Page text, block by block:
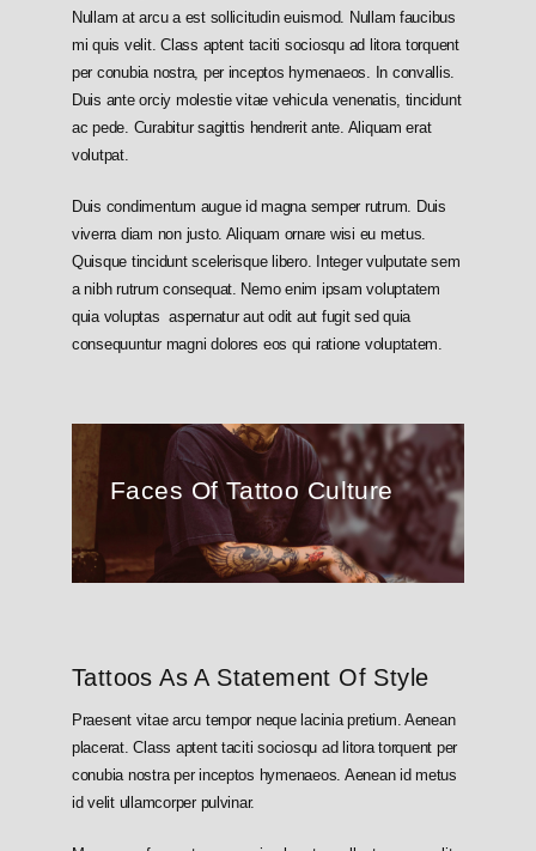
Nullam at arcu a est sollicitudin euismod. Nullam faucibus
mi quis velit. Class aptent taciti sociosqu ad litora torquent
per conubia nostra, per inceptos hymenaeos. In convallis.
Duis ante orciy molestie vitae vehicula venenatis, tincidunt
ac pede. Curabitur sagittis hendrerit ante. Aliquam erat
volutpat.
Duis condimentum augue id magna semper rutrum. Duis
viverra diam non justo. Aliquam ornare wisi eu metus.
Quisque tincidunt scelerisque libero. Integer vulputate sem
a nibh rutrum consequat. Nemo enim ipsam voluptatem
quia voluptas aspernatur aut odit aut fugit sed quia
consequuntur magni dolores eos qui ratione voluptatem.
Faces Of Tattoo Culture
Tattoos As A Statement Of Style
Praesent vitae arcu tempor neque lacinia pretium. Aenean
placerat. Class aptent taciti sociosqu ad litora torquent per
conubia nostra per inceptos hymenaeos. Aenean id metus
id velit ullamcorper pulvinar.